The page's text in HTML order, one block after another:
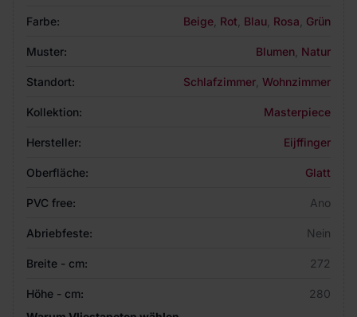
Farbe: Beige Rot Blau Rosa Grün
Muster: Blumen Natur
Standort: Schlafzimmer Wohnzimmer
Kollektion: Masterpiece
Hersteller: Eijffinger
Oberfläche: Glatt
PVC free: Ano
Abriebfeste: Nein
Breite - cm: 272
Höhe - cm:
280